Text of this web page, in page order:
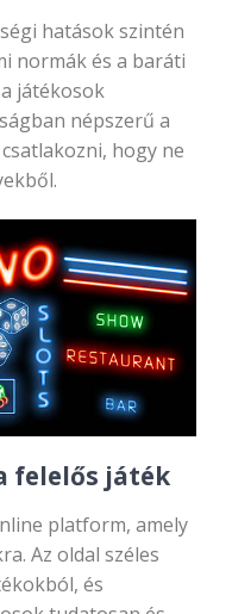
hatások szintén
normák és a baráti
játékosok
népszerű a
hogy ne
felelős játék
platform, amely
Az oldal széles
és